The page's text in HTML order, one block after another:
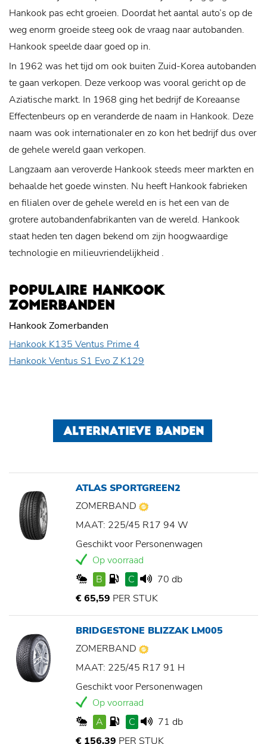
Hankook pas echt groeien. Doordat het aantal auto’s op de
weg enorm groeide steeg ook de vraag naar autobanden.
Hankook speelde daar goed op in.
In 1962 was het tijd om ook buiten Zuid-Korea autobanden
te gaan verkopen. Deze verkoop was vooral gericht op de
Aziatische markt. In 1968 ging het bedrijf de Koreaanse
Effectenbeurs op en veranderde de naam in Hankook. Deze
naam was ook internationaler en zo kon het bedrijf dus over
de gehele wereld gaan verkopen.
Langzaam aan veroverde Hankook steeds meer markten en
behaalde het goede winsten. Nu heeft Hankook fabrieken
en filialen over de gehele wereld en is het een van de
grotere autobandenfabrikanten van de wereld. Hankook
staat heden ten dagen bekend om zijn hoogwaardige
technologie en milieuvriendelijkheid .
POPULAIRE HANKOOK
ZOMERBANDEN
Hankook Zomerbanden
Hankook K135 Ventus Prime 4
Hankook Ventus S1 Evo Z K129
ALTERNATIEVE BANDEN
ATLAS SPORTGREEN2
ZOMERBAND
MAAT: 225/45 R17 94 W
Geschikt voor Personenwagen
Op voorraad
B
C
70 db
€ 65,59 PER STUK
BRIDGESTONE BLIZZAK LM005
ZOMERBAND
MAAT: 225/45 R17 91 H
Geschikt voor Personenwagen
Op voorraad
A
C
71 db
€ 156,39 PER STUK